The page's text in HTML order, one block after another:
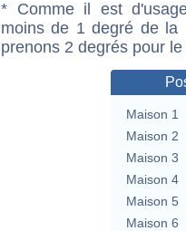
* Comme il est
moins de 1 degré de la
prenons 2 degrés pour
Maison 1
Maison 2
Maison 3
Maison 4
Maison 5
Maison 6